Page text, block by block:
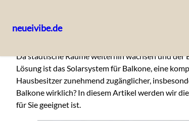
to
content
neueivibe.de
Da städtische Räume weiterhin wachsen und
Lösung ist das Solarsystem für Balkone, eine
Hausbesitzer zunehmend zugänglicher,
Balkone wirklich? In diesem Artikel werden wir
für Sie geeignet ist.